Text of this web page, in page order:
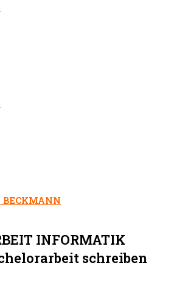
BECKMANN
INFORMATIK
schreiben